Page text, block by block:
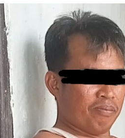
Kades.